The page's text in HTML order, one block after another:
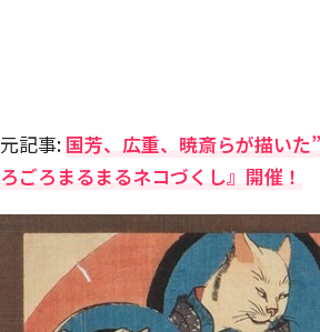
元記事: 国芳、広重、暁斎らが描い
ろごろまるまるネコづくし』開催！